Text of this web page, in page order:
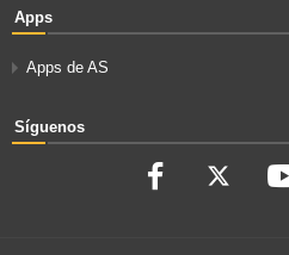
Apps
Apps de AS
Síguenos